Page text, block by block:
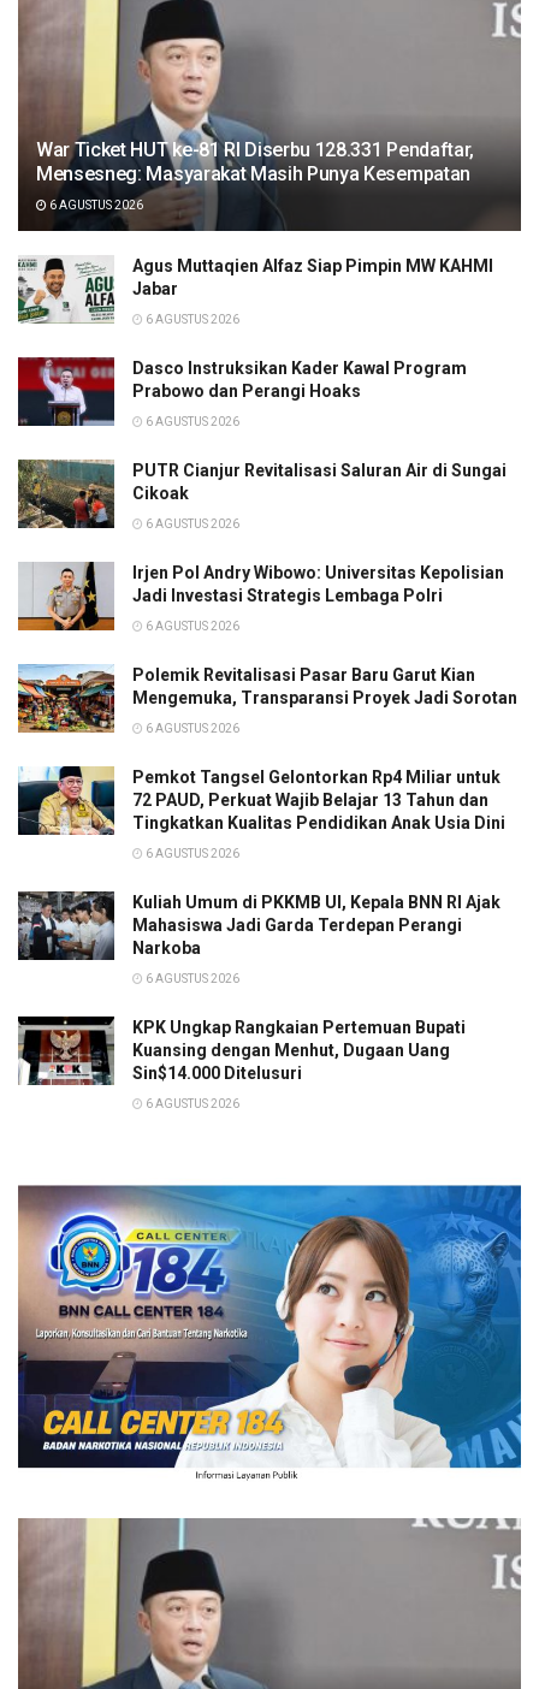
War Ticket HUT ke-81 RI Diserbu 128.331 Pendaftar,
Mensesneg: Masyarakat Masih Punya Kesempatan
6 AGUSTUS 2026
Agus Muttaqien Alfaz Siap Pimpin MW KAHMI
Jabar
6 AGUSTUS 2026
Dasco Instruksikan Kader Kawal Program
Prabowo dan Perangi Hoaks
6 AGUSTUS 2026
PUTR Cianjur Revitalisasi Saluran Air di Sungai
Cikoak
6 AGUSTUS 2026
Irjen Pol Andry Wibowo: Universitas Kepolisian
Jadi Investasi Strategis Lembaga Polri
6 AGUSTUS 2026
Polemik Revitalisasi Pasar Baru Garut Kian
Mengemuka, Transparansi Proyek Jadi Sorotan
6 AGUSTUS 2026
Pemkot Tangsel Gelontorkan Rp4 Miliar untuk
72 PAUD, Perkuat Wajib Belajar 13 Tahun dan
Tingkatkan Kualitas Pendidikan Anak Usia Dini
6 AGUSTUS 2026
Kuliah Umum di PKKMB UI, Kepala BNN RI Ajak
Mahasiswa Jadi Garda Terdepan Perangi
Narkoba
6 AGUSTUS 2026
KPK Ungkap Rangkaian Pertemuan Bupati
Kuansing dengan Menhut, Dugaan Uang
Sin$14.000 Ditelusuri
6 AGUSTUS 2026